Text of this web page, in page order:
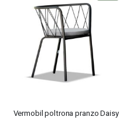
Vermobil poltrona pranzo Daisy